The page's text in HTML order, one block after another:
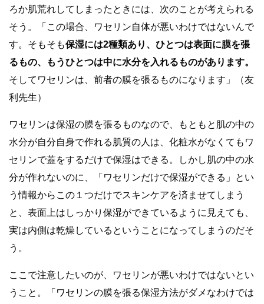
ろか肌荒れしてしまったときには、次のことが考えられる
そう。「この場合、ワセリン自体が悪いわけではないんで
す。そもそも保湿には2種類あり、ひとつは表面に膜を張
るもの、もうひとつは中に水分を入れるものがあります。
そしてワセリンは、前者の膜を張るものになります」（友
利先生）
ワセリンは保湿の膜を張るものなので、もともと肌の中の
水分が自分自身で作れる肌質の人は、化粧水がなくてもワ
セリンで蓋をするだけで保湿はできる。しかし肌の中の水
分が作れないのに、「ワセリンだけで保湿ができる」とい
う情報からこの１つだけでスキンケアを済ませてしまう
と、表面上はしっかり保湿ができているように見えても、
実は内側は乾燥しているということになってしまうのだそ
う。
ここで注意したいのが、ワセリンが悪いわけではないとい
うこと。「ワセリンの膜を張る保湿方法がダメなわけでは